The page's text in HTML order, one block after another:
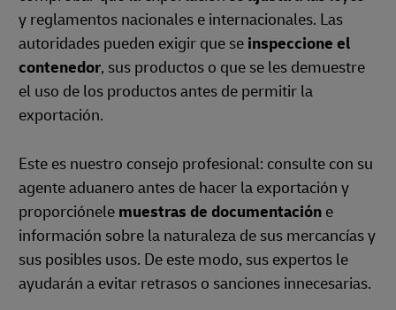
y reglamentos nacionales e internacionales. Las
autoridades pueden exigir que se inspeccione el
contenedor, sus productos o que se les demuestre
el uso de los productos antes de permitir la
exportación.
Este es nuestro consejo profesional: consulte con su
agente aduanero antes de hacer la exportación y
proporciónele muestras de documentación e
información sobre la naturaleza de sus mercancías y
sus posibles usos. De este modo, sus expertos le
ayudarán a evitar retrasos o sanciones innecesarias.